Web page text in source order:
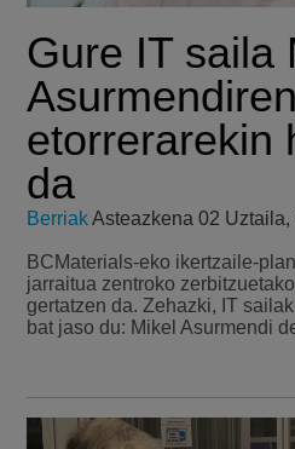
Gure IT saila
Asurmendiren
etorrerarekin
da
BerriakAsteazkena 02 Uztaila,
BCMaterials-eko ikertzaile-
jarraitua zentroko
gertatzen da. Zehazki, IT
bat jaso du: Mikel Asurmendi